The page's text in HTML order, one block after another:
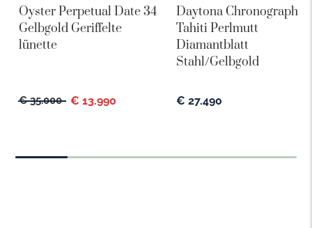
Oyster Perpetual Date 34
Gelbgold Geriffelte
lünette
€ 35.000 € 13.990
Daytona Chronograph
Tahiti Perlmutt
Diamantblatt
Stahl/Gelbgold
€ 27.490